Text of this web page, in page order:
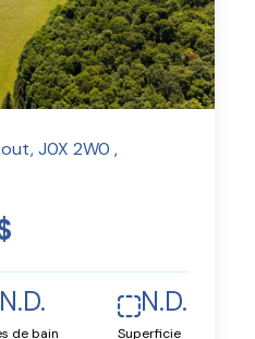
J0X 2W0 ,
N.D.
de bain
N.D.
Superficie